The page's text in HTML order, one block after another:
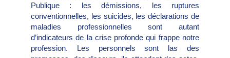
Publique : les démissions, les ruptures
conventionnelles, les suicides, les déclarations de
maladies professionnelles sont autant
d’indicateurs de la crise profonde qui frappe notre
profession. Les personnels sont las des